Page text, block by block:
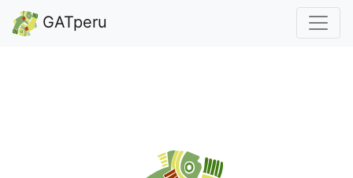
GATperu